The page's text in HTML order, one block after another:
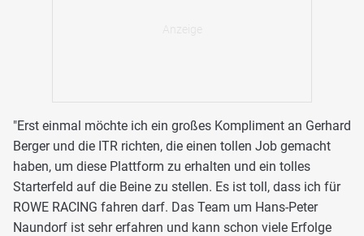
"Erst einmal möchte ich ein großes Kompliment an Gerhard
Berger und die ITR richten, die einen tollen Job gemacht
haben, um diese Plattform zu erhalten und ein tolles
Starterfeld auf die Beine zu stellen. Es ist toll, dass ich für
ROWE RACING fahren darf. Das Team um Hans-Peter
Naundorf ist sehr erfahren und kann schon viele Erfolge